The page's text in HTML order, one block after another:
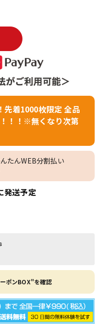
先着1000枚限定 全品
！！※無くなり次第
たんWEB分割払い
発送予定
ポンBOX"を確認